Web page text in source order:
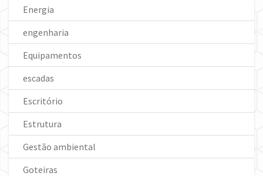
Energia
engenharia
Equipamentos
escadas
Escritório
Estrutura
Gestão ambiental
Goteiras